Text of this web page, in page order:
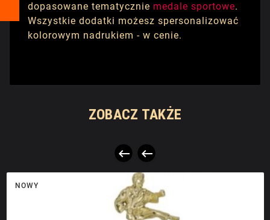
dopasowane tematycznie medale sportowe.
Wszystkie dodatki możesz spersonalizować
kolorowym nadrukiem - w cenie.
ZOBACZ TAKŻE
 
NOWY